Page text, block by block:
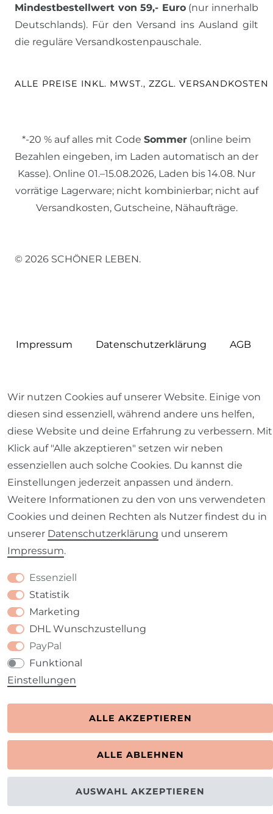
Mindestbestellwert von 59,- Euro(nur innerhalb
Deutschlands). Für den Versand ins Ausland gilt
die reguläre Versandkostenpauschale.
ALLE PREISE INKL. MWST., ZZGL. VERSANDKOSTEN
*-20 % auf alles mit Code Sommer (online beim
Bezahlen eingeben, im Laden automatisch an der
Kasse). Online 01.–15.08.2026, Laden bis 14.08. Nur
vorrätige Lagerware; nicht kombinierbar; nicht auf
Versandkosten, Gutscheine, Nähaufträge.
© 2026 SCHÖNER LEBEN.
Impressum Daten­schutz­erklärung AGB
Barrierefreiheitserklärung Widerrufs­recht
VERTRAG WIDERRUFEN Kontakt
Wir nutzen Cookies auf unserer Website. Einige von
diesen sind essenziell, während andere uns helfen,
diese Website und deine Erfahrung zu verbessern. Mit
Klick auf "Alle akzeptieren" setzen wir neben
essenziellen auch solche Cookies. Du kannst die
Einstellungen jederzeit anpassen und ändern.
Weitere Informationen zu den von uns verwendeten
Cookies und deinen Rechten als Nutzer findest du in
unserer Daten­schutz­erklärung und unserem
Impressum.
Essenziell
Statistik
Marketing
DHL Wunschzustellung
PayPal
Funktional
Einstellungen
ALLE AKZEPTIEREN
ALLE ABLEHNEN
AUSWAHL AKZEPTIEREN